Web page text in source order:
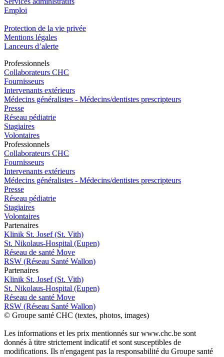
Emploi​
Protection de la vie privée
Mentions légales
Lanceurs d’alerte
Professionnels
Collaborateurs CHC
Fournisseurs
Intervenants extérieurs
Médecins généralistes - Médecins/dentistes prescripteurs
Presse
Réseau pédiatrie
Stagiaires
Volontaires
Professionnels
Collaborateurs CHC
Fournisseurs
Intervenants extérieurs
Médecins généralistes - Médecins/dentistes prescripteurs
Presse
Réseau pédiatrie
Stagiaires
Volontaires
Partenaires
Klinik St. Josef (St. Vith)
St. Nikolaus-Hospital (Eupen)
Réseau de santé Move
RSW (Réseau Santé Wallon)
Partenaires
Klinik St. Josef (St. Vith)
St. Nikolaus-Hospital (Eupen)
Réseau de santé Move
RSW (Réseau Santé Wallon)
© Groupe santé CHC (textes, photos, images)
Les informations et les prix mentionnés sur www.chc.be sont
donnés à titre strictement indicatif et sont susceptibles de
modifications. Ils n'engagent pas la responsabilité du Groupe santé